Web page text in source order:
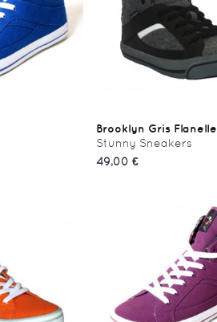
Brooklyn Gris Flanelle
Stunny Sneakers
49,00 €